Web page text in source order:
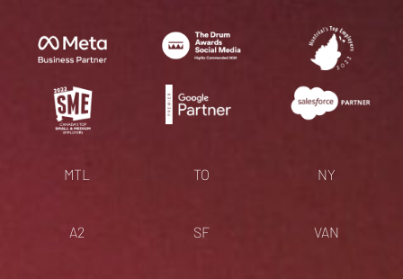
MTL TO NY
A2 SF VAN